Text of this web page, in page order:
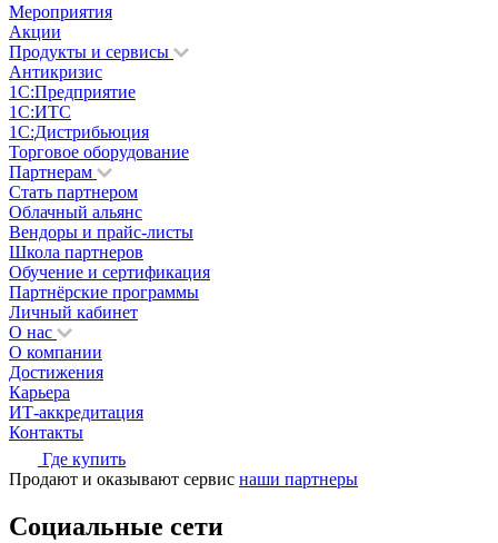
Мероприятия
Акции
Продукты и сервисы
Антикризис
1С:Предприятие
1С:ИТС
1С:Дистрибьюция
Торговое оборудование
Партнерам
Стать партнером
Облачный альянс
Вендоры и прайс-листы
Школа партнеров
Обучение и сертификация
Партнёрские программы
Личный кабинет
О нас
О компании
Достижения
Карьера
ИТ-аккредитация
Контакты
Где купить
Продают и оказывают сервис наши партнеры
Социальные сети